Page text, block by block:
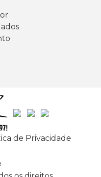
de Privacidade